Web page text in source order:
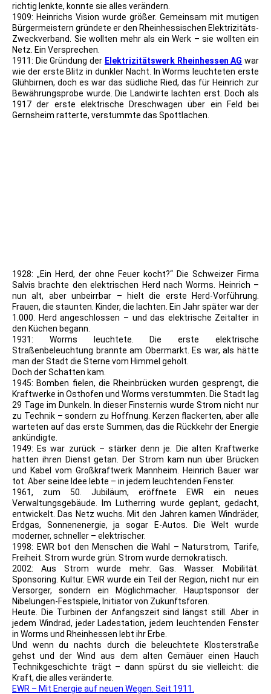
richtig lenkte, konnte sie alles verändern.
1909: Heinrichs Vision wurde größer. Gemeinsam mit mutigen
Bürgermeistern gründete er den Rheinhessischen Elektrizitäts-
Zweckverband. Sie wollten mehr als ein Werk – sie wollten ein
Netz. Ein Versprechen.
1911: Die Gründung der Elektrizitätswerk Rheinhessen AG war
wie der erste Blitz in dunkler Nacht. In Worms leuchteten erste
Glühbirnen, doch es war das südliche Ried, das für Heinrich zur
Bewährungsprobe wurde. Die Landwirte lachten erst. Doch als
1917 der erste elektrische Dreschwagen über ein Feld bei
Gernsheim ratterte, verstummte das Spottlachen.
1928: „Ein Herd, der ohne Feuer kocht?“ Die Schweizer Firma
Salvis brachte den elektrischen Herd nach Worms. Heinrich –
nun alt, aber unbeirrbar – hielt die erste Herd-Vorführung.
Frauen, die staunten. Kinder, die lachten. Ein Jahr später war der
1.000. Herd angeschlossen – und das elektrische Zeitalter in
den Küchen begann.
1931: Worms leuchtete. Die erste elektrische
Straßenbeleuchtung brannte am Obermarkt. Es war, als hätte
man der Stadt die Sterne vom Himmel geholt.
Doch der Schatten kam.
1945: Bomben fielen, die Rheinbrücken wurden gesprengt, die
Kraftwerke in Osthofen und Worms verstummten. Die Stadt lag
29 Tage im Dunkeln. In dieser Finsternis wurde Strom nicht nur
zu Technik – sondern zu Hoffnung. Kerzen flackerten, aber alle
warteten auf das erste Summen, das die Rückkehr der Energie
ankündigte.
1949: Es war zurück – stärker denn je. Die alten Kraftwerke
hatten ihren Dienst getan. Der Strom kam nun über Brücken
und Kabel vom Großkraftwerk Mannheim. Heinrich Bauer war
tot. Aber seine Idee lebte – in jedem leuchtenden Fenster.
1961, zum 50. Jubiläum, eröffnete EWR ein neues
Verwaltungsgebäude. Im Lutherring wurde geplant, gedacht,
entwickelt. Das Netz wuchs. Mit den Jahren kamen Windräder,
Erdgas, Sonnenenergie, ja sogar E-Autos. Die Welt wurde
moderner, schneller – elektrischer.
1998: EWR bot den Menschen die Wahl – Naturstrom, Tarife,
Freiheit. Strom wurde grün. Strom wurde demokratisch.
2002: Aus Strom wurde mehr. Gas. Wasser. Mobilität.
Sponsoring. Kultur. EWR wurde ein Teil der Region, nicht nur ein
Versorger, sondern ein Möglichmacher. Hauptsponsor der
Nibelungen-Festspiele, Initiator von Zukunftsforen.
Heute. Die Turbinen der Anfangszeit sind längst still. Aber in
jedem Windrad, jeder Ladestation, jedem leuchtenden Fenster
in Worms und Rheinhessen lebt ihr Erbe.
Und wenn du nachts durch die beleuchtete Klosterstraße
gehst und der Wind aus dem alten Gemäuer einen Hauch
Technikgeschichte trägt – dann spürst du sie vielleicht: die
Kraft, die alles veränderte.
EWR – Mit Energie auf neuen Wegen. Seit 1911.